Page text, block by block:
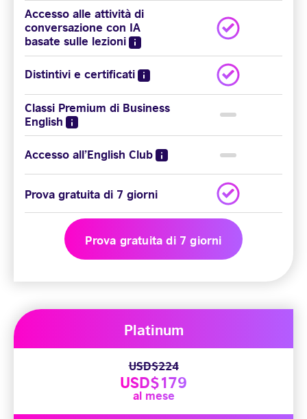
Platinum
USD$224
USD$179
al mese
Accesso alle attività di
conversazione con IA
basate sulle lezioni
Distintivi e certificati
Classi Premium di Business
English
Accesso all’English Club
Prova gratuita di 7 giorni
Prova gratuita di 7 giorni